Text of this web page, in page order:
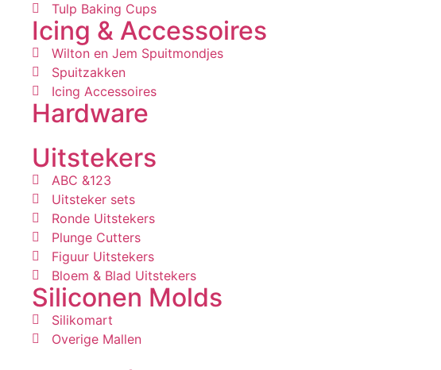
Tulp Baking Cups
Icing & Accessoires
Wilton en Jem Spuitmondjes
Spuitzakken
Icing Accessoires
Hardware
Uitstekers
ABC &123
Uitsteker sets
Ronde Uitstekers
Plunge Cutters
Figuur Uitstekers
Bloem & Blad Uitstekers
Siliconen Molds
Silikomart
Overige Mallen